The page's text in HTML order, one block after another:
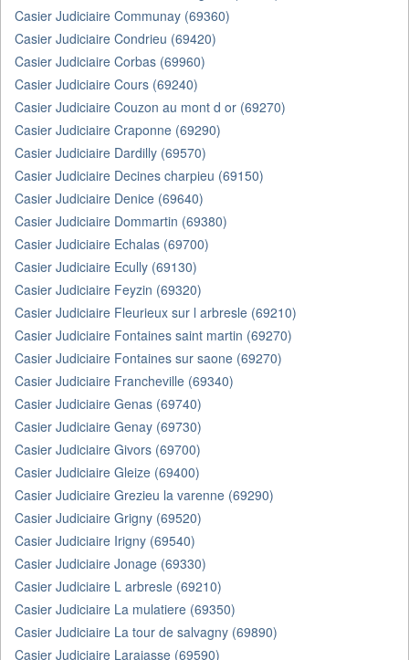
Casier Judiciaire Communay (69360)
Casier Judiciaire Condrieu (69420)
Casier Judiciaire Corbas (69960)
Casier Judiciaire Cours (69240)
Casier Judiciaire Couzon au mont d or (69270)
Casier Judiciaire Craponne (69290)
Casier Judiciaire Dardilly (69570)
Casier Judiciaire Decines charpieu (69150)
Casier Judiciaire Denice (69640)
Casier Judiciaire Dommartin (69380)
Casier Judiciaire Echalas (69700)
Casier Judiciaire Ecully (69130)
Casier Judiciaire Feyzin (69320)
Casier Judiciaire Fleurieux sur l arbresle (69210)
Casier Judiciaire Fontaines saint martin (69270)
Casier Judiciaire Fontaines sur saone (69270)
Casier Judiciaire Francheville (69340)
Casier Judiciaire Genas (69740)
Casier Judiciaire Genay (69730)
Casier Judiciaire Givors (69700)
Casier Judiciaire Gleize (69400)
Casier Judiciaire Grezieu la varenne (69290)
Casier Judiciaire Grigny (69520)
Casier Judiciaire Irigny (69540)
Casier Judiciaire Jonage (69330)
Casier Judiciaire L arbresle (69210)
Casier Judiciaire La mulatiere (69350)
Casier Judiciaire La tour de salvagny (69890)
Casier Judiciaire Larajasse (69590)